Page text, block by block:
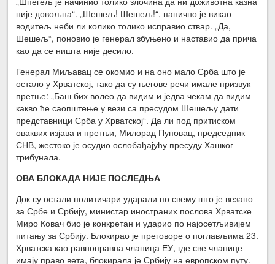
није довољна“. „Шешељ! Шешељ!“, панично је викао
водитељ неби ли колико толико исправио ствар. „Да,
Шешељ“, поновио је генерал збуњено и наставио да прича
као да се ништа није десило.
Генерал Миљавац се окомио и на оно мало Срба што је
остало у Хрватској, тако да су његове речи имале призвук
претње: „Баш бих волео да видим и једва чекам да видим
какво ће саопштење у вези са пресудом Шешељу дати
представници Срба у Хрватској“. Да ли под притиском
оваквих изјава и претњи, Милорад Пуповац, председник
СНВ, жестоко је осудио ослобађајућу пресуду Хашког
трибунала.
ОВА БЛОКАДА НИЈЕ ПОСЛЕДЊА
Док су остали политичари ударали по свему што је везано
за Србе и Србију, министар иностраних послова Хрватске
Миро Ковач био је конкретан и ударио по најосетљивијем
питању за Србију. Блокирао је преговоре о поглављима 23.
Хрватска као равноправна чланица ЕУ, где све чланице
имају право вета, блокирала је Србију на европском путу.